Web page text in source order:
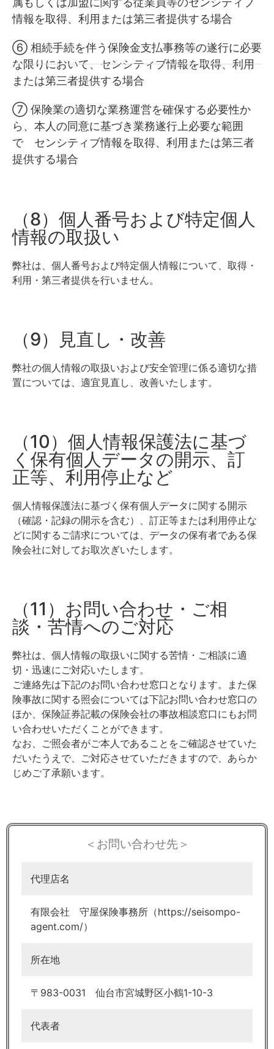
情報を取得、利用または第三者提供する場合
⑥ 相続手続を伴う保険金支払事務等の遂行に必要
な限りにおいて、センシティブ情報を取得、利用
または第三者提供する場合
⑦ 保険業の適切な業務運営を確保する必要性か
ら、本人の同意に基づき業務遂行上必要な範囲
で センシティブ情報を取得、利用または第三者
提供する場合
（8）個人番号および特定個人
情報の取扱い
弊社は、個人番号および特定個人情報について、取得・
利用・第三者提供を行いません。
（9）見直し・改善
弊社の個人情報の取扱いおよび安全管理に係る適切な措
置については、適宜見直し、改善いたします。
（10）個人情報保護法に基づ
く保有個人データの開示、訂
正等、利用停止など
個人情報保護法に基づく保有個人データに関する開示
（確認・記録の開示を含む）、訂正等または利用停止な
どに関するご請求については、データの保有者である保
険会社に対してお取次ぎいたします。
（11）お問い合わせ・ご相
談・苦情へのご対応
弊社は、個人情報の取扱いに関する苦情・ご相談に適
切・迅速にご対応いたします。
ご連絡先は下記のお問い合わせ窓口となります。また保
険事故に関する照会については下記お問い合わせ窓口の
ほか、保険証券記載の保険会社の事故相談窓口にもお問
い合わせいただくことができます。
なお、ご照会者がご本人であることをご確認させていた
だいたうえで、ご対応させていただきますので、あらか
じめご了承願います。
＜お問い合わせ先＞
代理店名
有限会社 守屋保険事務所（https://seisompo-
agent.com/）
所在地
〒983-0031 仙台市宮城野区小鶴1-10-3
代表者